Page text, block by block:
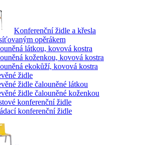
Konferenční židle a křesla
opěrákem
látkou, kovová kostra
koženkou, kovová kostra
ekokůží, kovová kostra
židle
židle čalouněné látkou
židle čalouněné koženkou
konferenční židle
konferenční židle